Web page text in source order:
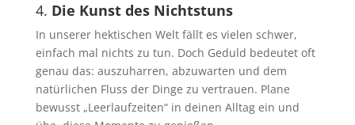
4. Die Kunst des Nichtstuns
In unserer hektischen Welt fällt es vielen schwer,
einfach mal nichts zu tun. Doch Geduld bedeutet oft
genau das: auszuharren, abzuwarten und dem
natürlichen Fluss der Dinge zu vertrauen. Plane
bewusst „Leerlaufzeiten“ in deinen Alltag ein und